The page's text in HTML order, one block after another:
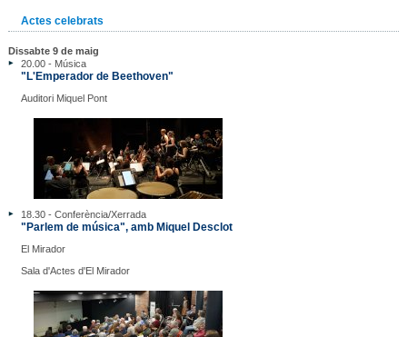
Actes celebrats
Dissabte 9 de maig
20.00 - Música
"L'Emperador de Beethoven"
Auditori Miquel Pont
18.30 - Conferència/Xerrada
"Parlem de música", amb Miquel Desclot
El Mirador
Sala d'Actes d'El Mirador